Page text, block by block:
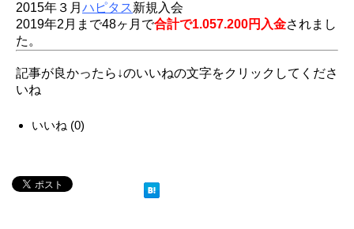
2015年３月 ハピタス新規入会
2019年2月まで48ヶ月で合計で1.057.200円入金されまし
た。
記事が良かったら↓のいいねの文字をクリックしてくださ
いね
いいね (0)